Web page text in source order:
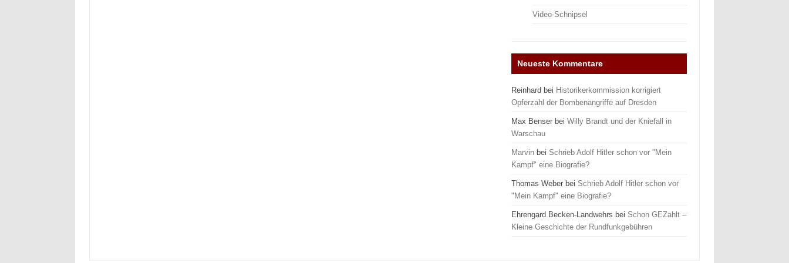
Video-Schnipsel
Neueste Kommentare
Reinhard bei Historikerkommission korrigiert
Opferzahl der Bombenangriffe auf Dresden
Max Benser beiWilly Brandt und der Kniefall in
Warschau
Marvin bei Schrieb Adolf Hitler schon vor "Mein
Kampf" eine Biografie?
Thomas Weber bei Schrieb Adolf Hitler schon vor
"Mein Kampf" eine Biografie?
Ehrengard Becken-Landwehrs bei Schon GEZahlt –
Kleine Geschichte der Rundfunkgebühren